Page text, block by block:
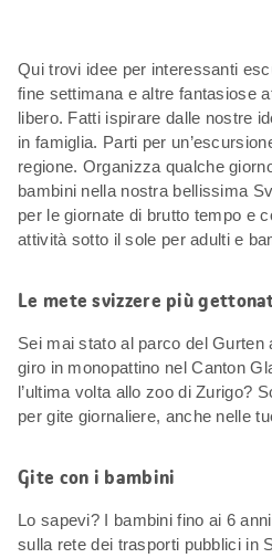
Qui trovi idee per interessanti
fine settimana e altre fantasiose
libero. Fatti ispirare dalle nostre
in famiglia. Parti per
regione. Organizza qualche
bambini nella nostra bellissima
per le giornate di brutto tempo e
attività sotto il sole per adulti e
Le mete svizzere più
Sei mai stato al parco del Gurten
giro in monopattino nel Canton
l’ultima volta allo zoo di Zurigo?
per gite giornaliere, anche nelle
Gite con i bambini
Lo sapevi? I bambini fino ai 6
sulla rete dei trasporti pubblici in